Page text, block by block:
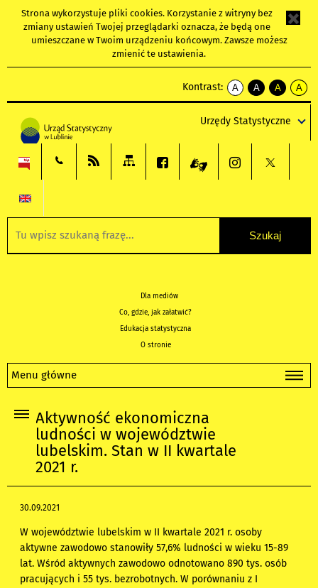
Strona wykorzystuje pliki cookies. Korzystanie z witryny bez
zmiany ustawień Twojej przeglądarki oznacza, że będą one
umieszczane w Twoim urządzeniu końcowym. Zawsze możesz
zmienić te ustawienia.
Kontrast:
A
kontrast
A
kontrast
tekst
czarnym
A
kontrast
tekst
czarnym
A
tekst
żółtym
Urzędy Statystyczne
Dla mediów
Co, gdzie, jak załatwić?
Edukacja statystyczna
O stronie
Menu główne
Aktywność ekonomiczna
ludności w województwie
lubelskim. Stan w II kwartale
2021 r.
30.09.2021
W województwie lubelskim w II kwartale 2021 r. osoby
aktywne zawodowo stanowiły 57,6% ludności w wieku 15-89
lat. Wśród aktywnych zawodowo odnotowano 890 tys. osób
pracujących i 55 tys. bezrobotnych. W porównaniu z I